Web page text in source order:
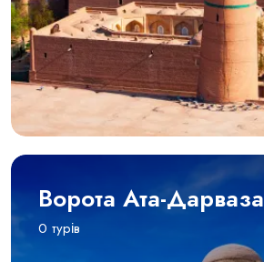
Ворота Ата-Дарваза
0 турів